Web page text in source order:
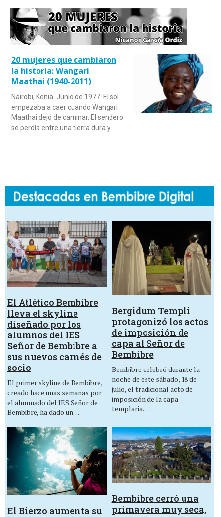
20 mujeres que cambiaron
la historia: Wangari
Maathai (1940-2011)
Nairobi, Kenia. Junio de 1977. El sol
empezaba a caer cuando Wangari
Maathai dejó de caminar. El sendero
se perdía entre una tierra dura y…
El Atlético Bembibre
lleva el skyline
diseñado por los
alumnos del IES
Señor de Bembibre a
sus nuevos carnés de
socio
El primer skyline de Bembibre,
creado hace unas semanas por
el alumnado del IES Señor de
Bembibre, ha dado un…
Bergidum Templi
protagonizó los actos
de imposición de
capa al Señor de
Bembibre
Bembibre celebró durante la
noche de este sábado, 18 de
julio, el tradicional acto de
imposición de la capa
templaria…
El Bierzo aumenta su
Bembibre cerró una
primavera muy seca,